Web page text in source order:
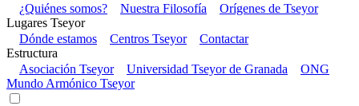
¿Quiénes somos?
Nuestra Filosofía
Orígenes de Tseyor
Lugares Tseyor
Dónde estamos
Centros Tseyor
Contactar
Estructura
Asociación Tseyor
Universidad Tseyor de Granada
ONG
Mundo Armónico Tseyor